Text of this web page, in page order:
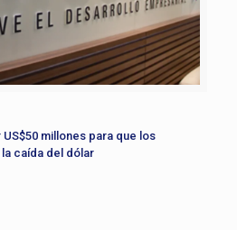
millones para que los
caída del dólar